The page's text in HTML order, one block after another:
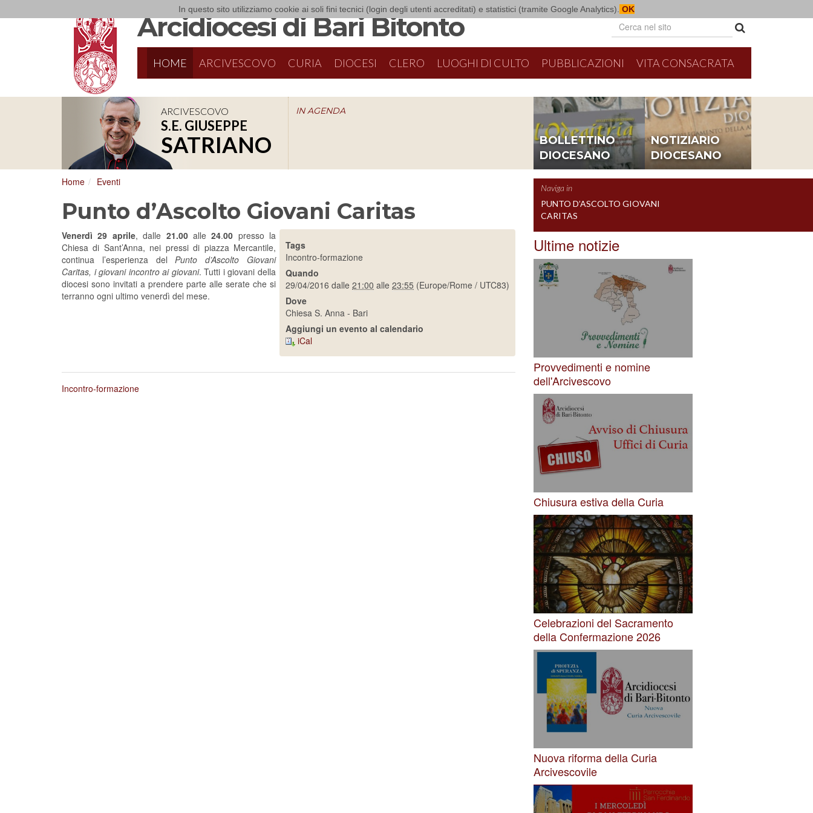
In questo sito utilizziamo cookie ai soli fini tecnici (login degli utenti accreditati) e statistici (tramite Google Analytics). OK
Arcidiocesi di Bari Bitonto
HOME ARCIVESCOVO CURIA DIOCESI CLERO LUOGHI DI CULTO PUBBLICAZIONI VITA CONSACRATA
ARCIVESCOVO
S.E. GIUSEPPE
SATRIANO
IN AGENDA
BOLLETTINO
DIOCESANO
NOTIZIARIO
DIOCESANO
Home Eventi
Punto d’Ascolto Giovani Caritas
Tags
Incontro-formazione
Quando
29/04/2016 dalle 21:00 alle 23:55 (Europe/Rome / UTC83)
Dove
Chiesa S. Anna - Bari
Aggiungi un evento al calendario
iCal
Venerdì 29 aprile, dalle 21.00alle24.00 presso la
Chiesa di Sant’Anna, nei pressi di piazza Mercantile,
continua l’esperienza delPunto d’Ascolto Giovani
Caritas, i giovani incontro ai giovani. Tutti i giovani della
diocesi sono invitati a prendere parte alle serate che si
terranno ogni ultimo venerdì del mese.
Incontro-formazione
Naviga in
PUNTO D’ASCOLTO GIOVANI
CARITAS
Ultime notizie
Provvedimenti e nomine
dell'Arcivescovo
Chiusura estiva della Curia
Celebrazioni del Sacramento
della Confermazione 2026
Nuova riforma della Curia
Arcivescovile